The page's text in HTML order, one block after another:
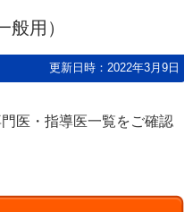
用）
更新日時：2022年3月9日
医・指導医一覧をご確認